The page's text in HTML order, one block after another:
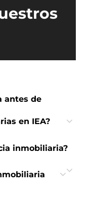
antes de
en IEA?
inmobiliaria?